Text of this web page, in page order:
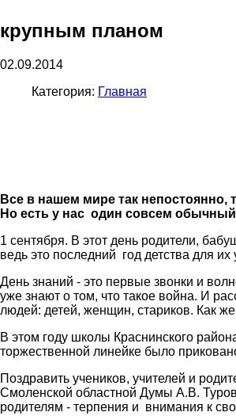
крупным планом
02.09.2014
Категория: Главная
Все в нашем мире так
Но есть у нас один совсем
1 сентября. В этот день родители,
ведь это последний год детства для
День знаний - это первые звонки и
уже знают о том, что такое война. И
людей: детей, женщин, стариков. Как
В этом году школы Краснинского
торжественной линейке было
Поздравить учеников, учителей и
Смоленской областной Думы А.В.
родителям - терпения и внимания к